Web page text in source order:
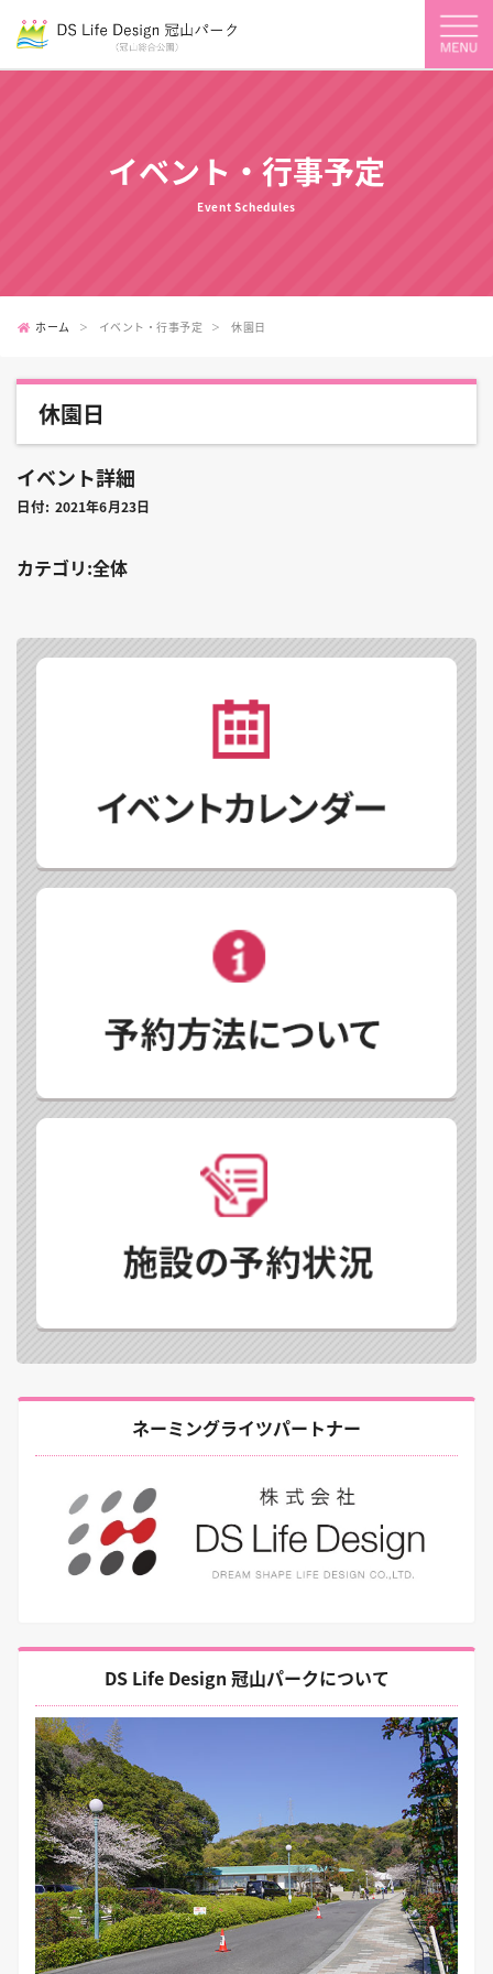
イベント・行事予定
Event Schedules
ホーム イベント・行事予定 休園日
休園日
イベント詳細
日付: 2021年6月23日
カテゴリ:全体
ネーミングライツパートナー
DS Life Design 冠山パークについて